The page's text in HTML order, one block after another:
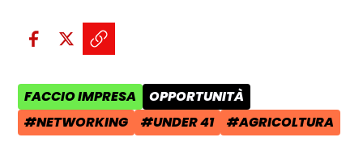
Condividi sui social:
Condividi su Facebook - apre
Condividi su X - apre una
Copia il link e condividi -
AREA TEMATICA:
FACCIO IMPRESA CATEGORIA POST:
OPPORTUNITÀ
TAG:
#NETWORKING TAG:
#UNDER 41 TAG:
#AGRICOLTURA